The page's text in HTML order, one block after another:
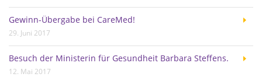
Gewinn-Übergabe bei CareMed!
29. Juni 2017
Besuch der Ministerin für Gesundheit Barbara Steffens.
12. Mai 2017